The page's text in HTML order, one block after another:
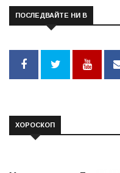
ПОСЛЕДВАЙТЕ НИ В
ХОРОСКОП